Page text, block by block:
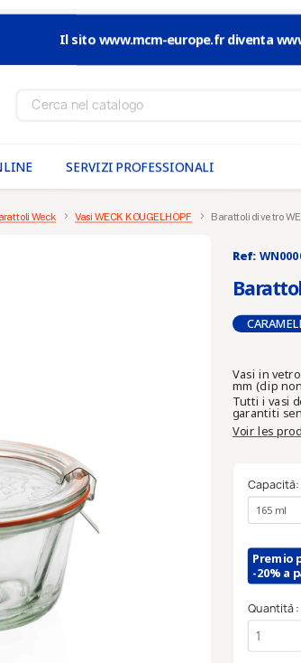
Il sito www.mcm-europe.fr diventa
SERVIZI PROFESSIONALI
Weck Vasi WECK KOUGELHOPF Barattoli di vetro
Ref:
Vasi in
mm (clip
Tutti i vasi
garantiti
Voir les
Capacità:
Premio
-20% a
Quantità :